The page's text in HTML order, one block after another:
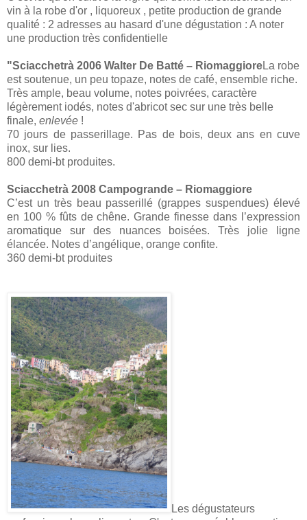
vin à la robe d'or , liquoreux , petite production de grande
qualité : 2 adresses au hasard d'une dégustation : A noter
une production très confidentielle
"Sciacchetrà 2006 Walter De Batté – RiomaggioreLa robe
est soutenue, un peu topaze, notes de café, ensemble riche.
Très ample, beau volume, notes poivrées, caractère
légèrement iodés, notes d'abricot sec sur une très belle
finale, enlevée !
70 jours de passerillage. Pas de bois, deux ans en cuve
inox, sur lies.
800 demi-bt produites.
Sciacchetrà 2008 Campogrande – Riomaggiore
C’est un très beau passerillé (grappes suspendues) élevé
en 100 % fûts de chêne. Grande finesse dans l’expression
aromatique sur des nuances boisées. Très jolie ligne
élancée. Notes d’angélique, orange confite.
360 demi-bt produites
Les dégustateurs